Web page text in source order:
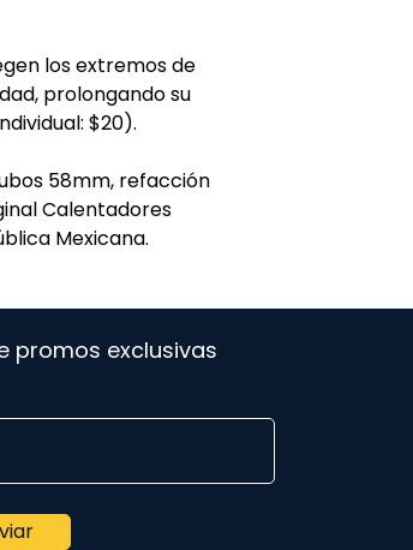
los extremos de
prolongando su
$20).
58mm, refacción
Calentadores
Mexicana.
promos exclusivas